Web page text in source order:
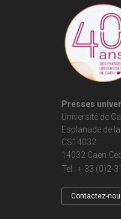
Presses
Université de
Esplanade de
CS14032
14032 Caen
Tel : + 33 (0)2-
Contactez-